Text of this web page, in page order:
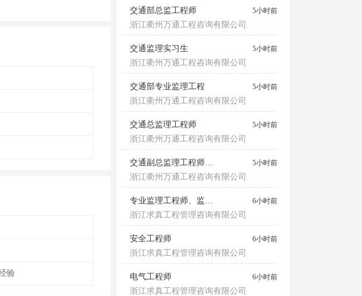
验
5小时前
交通部总监工程师
浙江衢州万通工程咨询有限公司
5小时前
交通监理实习生
浙江衢州万通工程咨询有限公司
5小时前
交通部专业监理工程
浙江衢州万通工程咨询有限公司
5小时前
交通总监理工程师
浙江衢州万通工程咨询有限公司
5小时前
交通副总监理工程师、总监代表
浙江衢州万通工程咨询有限公司
6小时前
专业监理工程师、监理员
浙江求真工程管理咨询有限公司
6小时前
安全工程师
浙江求真工程管理咨询有限公司
6小时前
电气工程师
浙江求真工程管理咨询有限公司